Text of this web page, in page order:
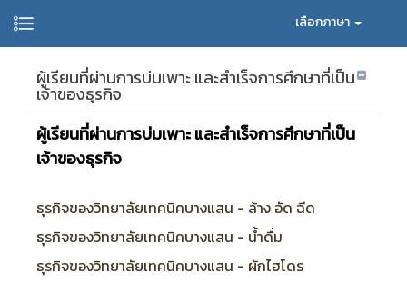
เลือกภาษา
ผู้เรียนที่ผ่านการบ่มเพาะ และสำเร็จการศึกษาที่เป็น
เจ้าของธุรกิจ
ผู้เรียนที่ผ่านการบ่มเพาะ และสำเร็จการศึกษาที่เป็น
เจ้าของธุรกิจ
ธุรกิจของวิทยาลัยเทคนิคบางแสน - ล้าง อัด ฉีด
ธุรกิจของวิทยาลัยเทคนิคบางแสน - น้ำดื่ม
ธุรกิจของวิทยาลัยเทคนิคบางแสน - ผักไฮโดร